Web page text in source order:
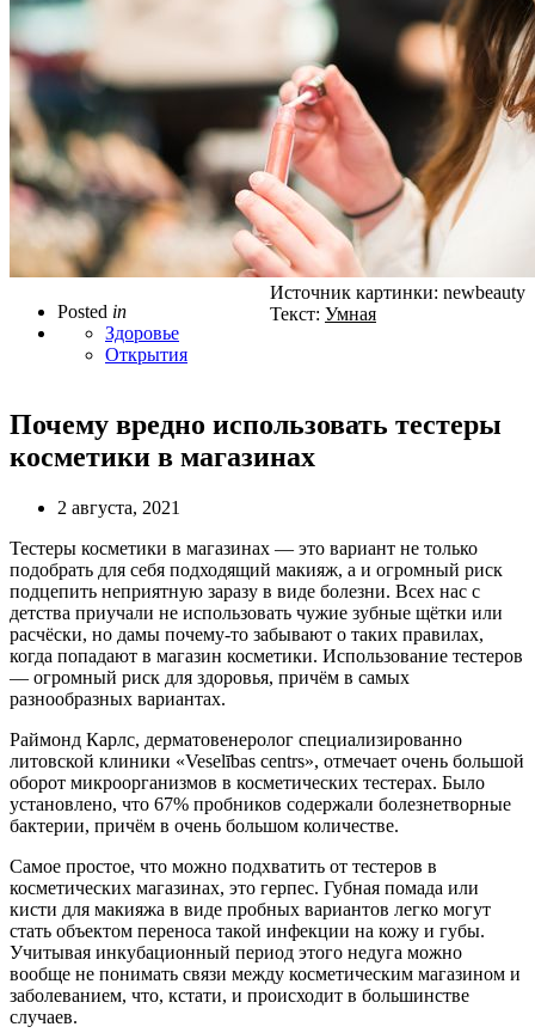
Posted in
Здоровье
Открытия
Источник картинки: newbeauty
Текст: Умная
Почему вредно использовать тестеры
косметики в магазинах
2 августа, 2021
Тестеры косметики в магазинах — это вариант не только
подобрать для себя подходящий макияж, а и огромный риск
подцепить неприятную заразу в виде болезни. Всех нас с
детства приучали не использовать чужие зубные щётки или
расчёски, но дамы почему-то забывают о таких правилах,
когда попадают в магазин косметики. Использование тестеров
— огромный риск для здоровья, причём в самых
разнообразных вариантах.
Раймонд Карлс, дерматовенеролог специализированно
литовской клиники «Veselības centrs», отмечает очень большой
оборот микроорганизмов в косметических тестерах. Было
установлено, что 67% пробников содержали болезнетворные
бактерии, причём в очень большом количестве.
Самое простое, что можно подхватить от тестеров в
косметических магазинах, это герпес. Губная помада или
кисти для макияжа в виде пробных вариантов легко могут
стать объектом переноса такой инфекции на кожу и губы.
Учитывая инкубационный период этого недуга можно
вообще не понимать связи между косметическим магазином и
заболеванием, что, кстати, и происходит в большинстве
случаев.